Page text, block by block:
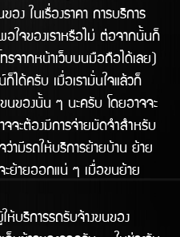
ของ ในเรื่องราคา การบริการ
อใจของเราหรือไม่ ต่อจากนั้นก็
รจากหน้าเว็บบนมือถือได้เลย)
ก็ได้ครับ เมื่อเรามั่นใจแล้วก็
นของนั้น ๆ นะครับ โดยอาจจะ
จจะต้องมีการจ่ายมัดจำสำหรับ
ว่ามีรถให้บริิการย้ายบ้าน ย้าย
ะย้ายออกแน่ ๆ เมื่อขนย้าย
ารรถรับจ้างขนของ